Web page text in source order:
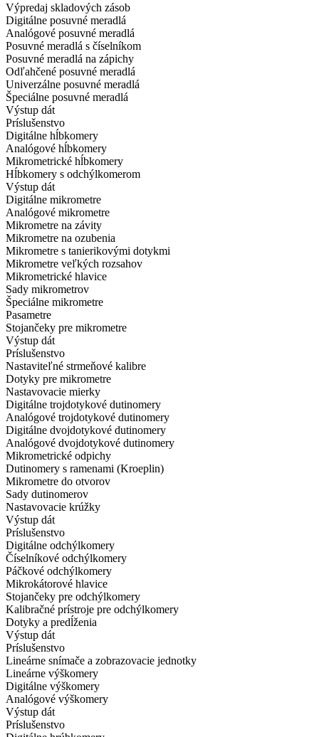
Výpredaj skladových zásob
Digitálne posuvné meradlá
Analógové posuvné meradlá
Posuvné meradlá s číselníkom
Posuvné meradlá na zápichy
Odľahčené posuvné meradlá
Univerzálne posuvné meradlá
Špeciálne posuvné meradlá
Výstup dát
Príslušenstvo
Digitálne hĺbkomery
Analógové hĺbkomery
Mikrometrické hĺbkomery
Hĺbkomery s odchýlkomerom
Výstup dát
Digitálne mikrometre
Analógové mikrometre
Mikrometre na závity
Mikrometre na ozubenia
Mikrometre s tanierikovými dotykmi
Mikrometre veľkých rozsahov
Mikrometrické hlavice
Sady mikrometrov
Špeciálne mikrometre
Pasametre
Stojančeky pre mikrometre
Výstup dát
Príslušenstvo
Nastaviteľné strmeňové kalibre
Dotyky pre mikrometre
Nastavovacie mierky
Digitálne trojdotykové dutinomery
Analógové trojdotykové dutinomery
Digitálne dvojdotykové dutinomery
Analógové dvojdotykové dutinomery
Mikrometrické odpichy
Dutinomery s ramenami (Kroeplin)
Mikrometre do otvorov
Sady dutinomerov
Nastavovacie krúžky
Výstup dát
Príslušenstvo
Digitálne odchýlkomery
Číselníkové odchýlkomery
Páčkové odchýlkomery
Mikrokátorové hlavice
Stojančeky pre odchýlkomery
Kalibračné prístroje pre odchýlkomery
Dotyky a predĺženia
Výstup dát
Príslušenstvo
Lineárne snímače a zobrazovacie jednotky
Lineárne výškomery
Digitálne výškomery
Analógové výškomery
Výstup dát
Príslušenstvo